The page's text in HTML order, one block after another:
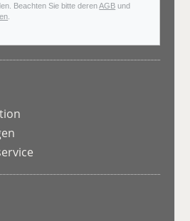
Beachten Sie bitte derenAGB und